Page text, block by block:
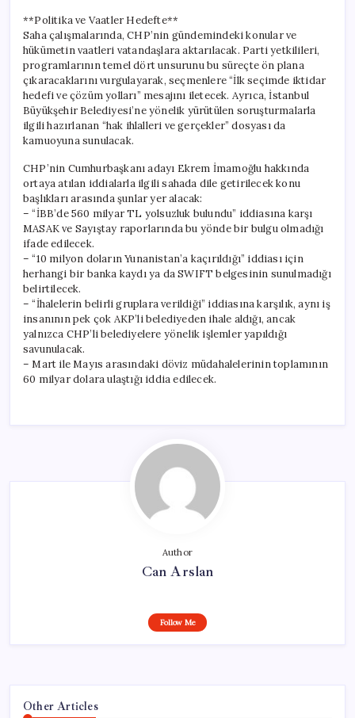
**Politika ve Vaatler Hedefte**
Saha çalışmalarında, CHP’nin gündemindeki konular ve
hükümetin vaatleri vatandaşlara aktarılacak. Parti yetkilileri,
programlarının temel dört unsurunu bu süreçte ön plana
çıkaracaklarını vurgulayarak, seçmenlere “İlk seçimde iktidar
hedefi ve çözüm yolları” mesajını iletecek. Ayrıca, İstanbul
Büyükşehir Belediyesi’ne yönelik yürütülen soruşturmalarla
ilgili hazırlanan “hak ihlalleri ve gerçekler” dosyası da
kamuoyuna sunulacak.
CHP’nin Cumhurbaşkanı adayı Ekrem İmamoğlu hakkında
ortaya atılan iddialarla ilgili sahada dile getirilecek konu
başlıkları arasında şunlar yer alacak:
– “İBB’de 560 milyar TL yolsuzluk bulundu” iddiasına karşı
MASAK ve Sayıştay raporlarında bu yönde bir bulgu olmadığı
ifade edilecek.
– “10 milyon doların Yunanistan’a kaçırıldığı” iddiası için
herhangi bir banka kaydı ya da SWIFT belgesinin sunulmadığı
belirtilecek.
– “İhalelerin belirli gruplara verildiği” iddiasına karşılık, aynı iş
insanının pek çok AKP’li belediyeden ihale aldığı, ancak
yalnızca CHP’li belediyelere yönelik işlemler yapıldığı
savunulacak.
– Mart ile Mayıs arasındaki döviz müdahalelerinin toplamının
60 milyar dolara ulaştığı iddia edilecek.
Author
Can Arslan
Follow Me
Other Articles